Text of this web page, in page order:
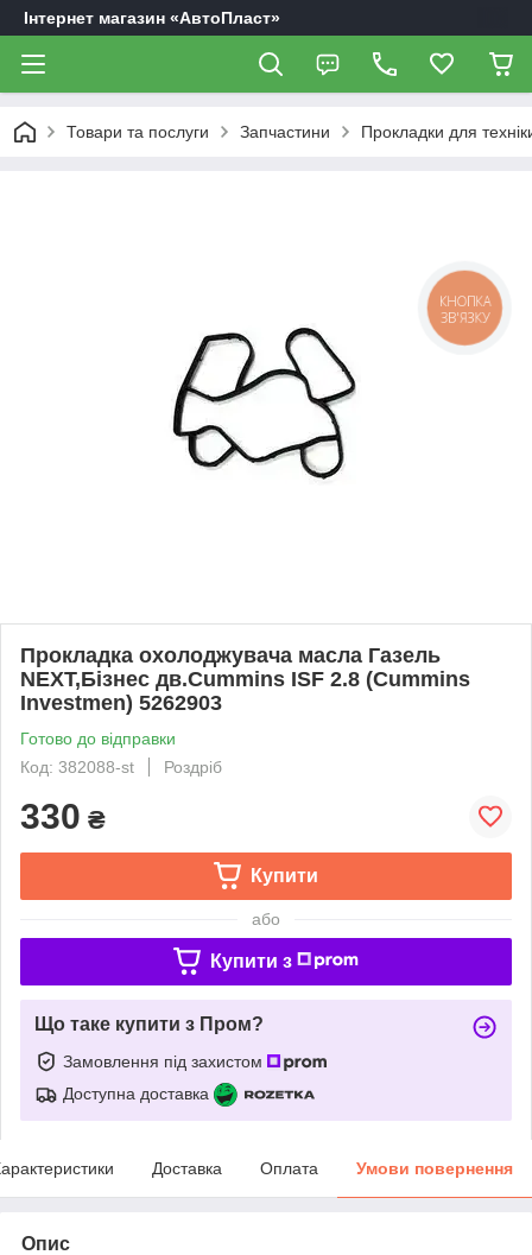
Інтернет магазин «АвтоПласт»
Товари та послуги Запчастини Прокладки для
Прокладка охолоджувача масла Газель
NEXT,Бiзнес дв.Cummins ISF 2.8 (Cummins
Investmen) 5262903
Готово до відправки
Код: 382088-st
Роздріб
330 ₴
Купити
або
Купити з
Що таке купити з Пром?
Замовлення під захистом
Доступна доставка
Доставка Оплата Умови повернення
Опис
КНОПКА
ЗВ'ЯЗКУ